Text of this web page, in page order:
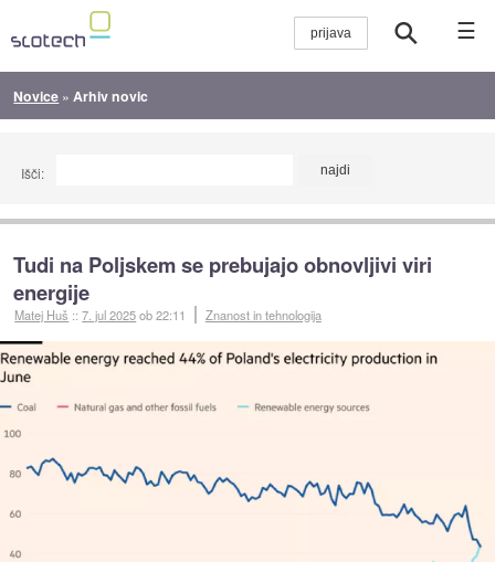
☰
Novice » Arhiv novic
Išči:
Tudi na Poljskem se prebujajo obnovljivi viri
energije
Matej Huš ::7. jul 2025ob 22:11 Znanost in tehnologija